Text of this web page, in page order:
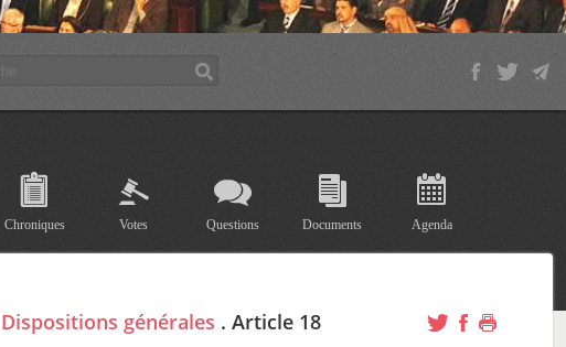
Chroniques Votes Questions Documents Agenda
Dispositions générales . Article 18